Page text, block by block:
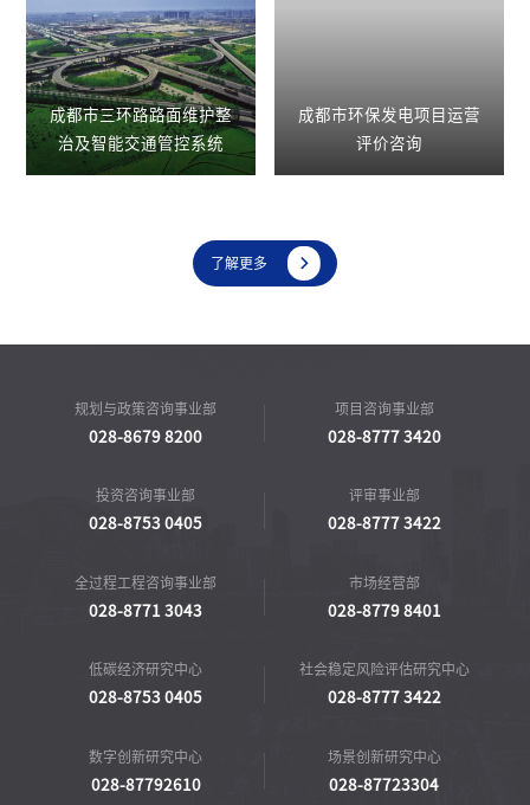
成都市三环路路面维护整
治及智能交通管控系统
成都市环保发电项目运营
评价咨询
了解更多 
规划与政策咨询事业部
028-8679 8200
项目咨询事业部
028-8777 3420
投资咨询事业部
028-8753 0405
评审事业部
028-8777 3422
全过程工程咨询事业部
028-8771 3043
市场经营部
028-8779 8401
低碳经济研究中心
028-8753 0405
社会稳定风险评估研究中心
028-8777 3422
数字创新研究中心
028-87792610
场景创新研究中心
028-87723304